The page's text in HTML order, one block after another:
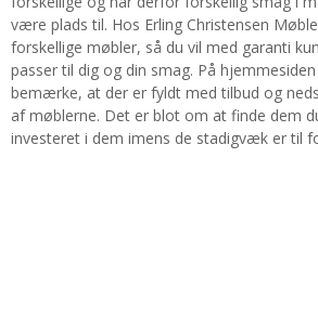
være plads til. Hos Erling Christensen
forskellige møbler, så du vil med garanti
passer til dig og din smag. På
bemærke, at der er fyldt med tilbud og
af møblerne. Det er blot om at finde dem
investeret i dem imens de stadigvæk er til